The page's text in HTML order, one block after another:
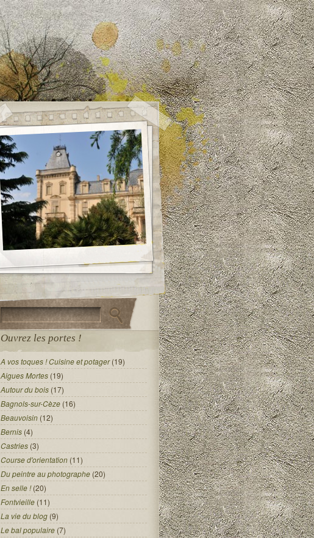
Ouvrez les portes !
A vos toques ! Cuisine et potager(19)
Aigues Mortes(19)
Autour du bois(17)
Bagnols-sur-Cèze(16)
Beauvoisin(12)
Bernis(4)
Castries(3)
Course d'orientation(11)
Du peintre au photographe(20)
En selle !(20)
Fontvieille(11)
La vie du blog(9)
Le bal populaire(7)